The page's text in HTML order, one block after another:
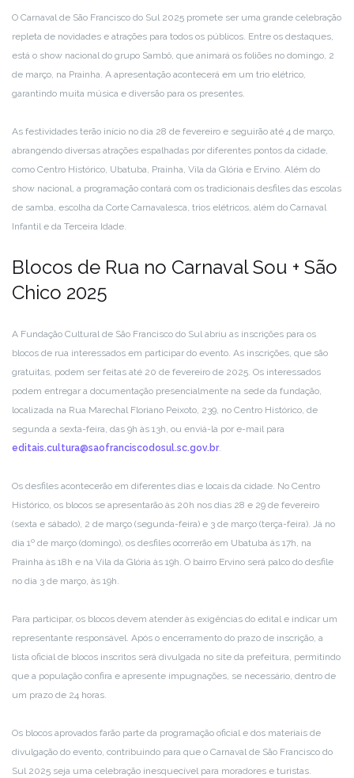
O Carnaval de São Francisco do Sul 2025 promete ser uma grande celebração
repleta de novidades e atrações para todos os públicos. Entre os destaques,
está o show nacional do grupo Sambô, que animará os foliões no domingo, 2
de março, na Prainha. A apresentação acontecerá em um trio elétrico,
garantindo muita música e diversão para os presentes.
As festividades terão início no dia 28 de fevereiro e seguirão até 4 de março,
abrangendo diversas atrações espalhadas por diferentes pontos da cidade,
como Centro Histórico, Ubatuba, Prainha, Vila da Glória e Ervino. Além do
show nacional, a programação contará com os tradicionais desfiles das escolas
de samba, escolha da Corte Carnavalesca, trios elétricos, além do Carnaval
Infantil e da Terceira Idade.
Blocos de Rua no Carnaval Sou + São
Chico 2025
A Fundação Cultural de São Francisco do Sul abriu as inscrições para os
blocos de rua interessados em participar do evento. As inscrições, que são
gratuitas, podem ser feitas até 20 de fevereiro de 2025. Os interessados
podem entregar a documentação presencialmente na sede da fundação,
localizada na Rua Marechal Floriano Peixoto, 239, no Centro Histórico, de
segunda a sexta-feira, das 9h às 13h, ou enviá-la por e-mail para
editais.cultura@saofranciscodosul.sc.gov.br.
Os desfiles acontecerão em diferentes dias e locais da cidade. No Centro
Histórico, os blocos se apresentarão às 20h nos dias 28 e 29 de fevereiro
(sexta e sábado), 2 de março (segunda-feira) e 3 de março (terça-feira). Já no
dia 1º de março (domingo), os desfiles ocorrerão em Ubatuba às 17h, na
Prainha às 18h e na Vila da Glória às 19h. O bairro Ervino será palco do desfile
no dia 3 de março, às 19h.
Para participar, os blocos devem atender às exigências do edital e indicar um
representante responsável. Após o encerramento do prazo de inscrição, a
lista oficial de blocos inscritos será divulgada no site da prefeitura, permitindo
que a população confira e apresente impugnações, se necessário, dentro de
um prazo de 24 horas.
Os blocos aprovados farão parte da programação oficial e dos materiais de
divulgação do evento, contribuindo para que o Carnaval de São Francisco do
Sul 2025 seja uma celebração inesquecível para moradores e turistas.